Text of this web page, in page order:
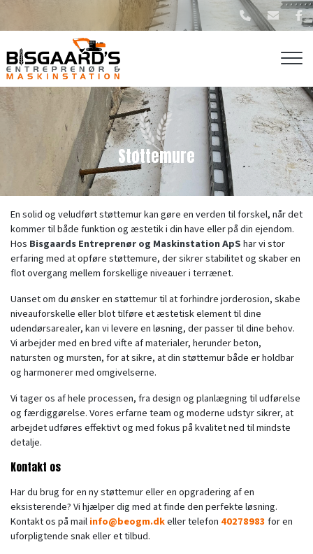
Støttemure
En solid og veludført støttemur kan gøre en verden til forskel, når det
kommer til både funktion og æstetik i din have eller på din ejendom.
Hos Bisgaards Entreprenør og Maskinstation ApShar vi stor
erfaring med at opføre støttemure, der sikrer stabilitet og skaber en
flot overgang mellem forskellige niveauer i terrænet.
Uanset om du ønsker en støttemur til at forhindre jorderosion, skabe
niveauforskelle eller blot tilføre et æstetisk element til dine
udendørsarealer, kan vi levere en løsning, der passer til dine behov.
Vi arbejder med en bred vifte af materialer, herunder beton,
natursten og mursten, for at sikre, at din støttemur både er holdbar
og harmonerer med omgivelserne.
Vi tager os af hele processen, fra design og planlægning til udførelse
og færdiggørelse. Vores erfarne team og moderne udstyr sikrer, at
arbejdet udføres effektivt og med fokus på kvalitet ned til mindste
detalje.
Kontakt os
Har du brug for en ny støttemur eller en opgradering af en
eksisterende? Vi hjælper dig med at finde den perfekte løsning.
Kontakt os på mailinfo@beogm.dkeller telefon 40278983for en
uforpligtende snak eller et tilbud.